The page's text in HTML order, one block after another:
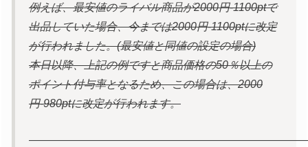
例えば、最安値のライバル商品が2000円-1100ptで
出品していた場合、今までは2000円-1100ptに改定
が行われました。(最安値と同値の設定の場合)
本日以降、上記の例ですと商品価格の50％以上の
ポイント付与率となるため、この場合は、2000
円-980ptに改定が行われます。